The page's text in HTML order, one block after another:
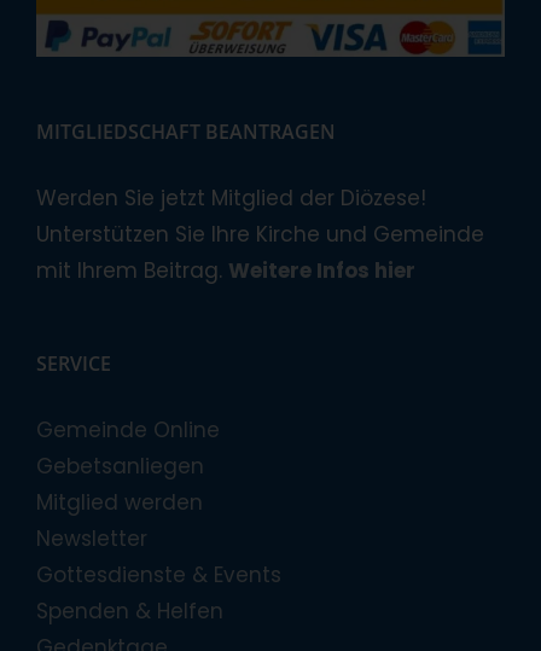
MITGLIEDSCHAFT BEANTRAGEN
Werden Sie jetzt Mitglied der Diözese!
Unterstützen Sie Ihre Kirche und Gemeinde
mit Ihrem Beitrag. Weitere Infos hier
SERVICE
Gemeinde Online
Gebetsanliegen
Mitglied werden
Newsletter
Gottesdienste & Events
Spenden & Helfen